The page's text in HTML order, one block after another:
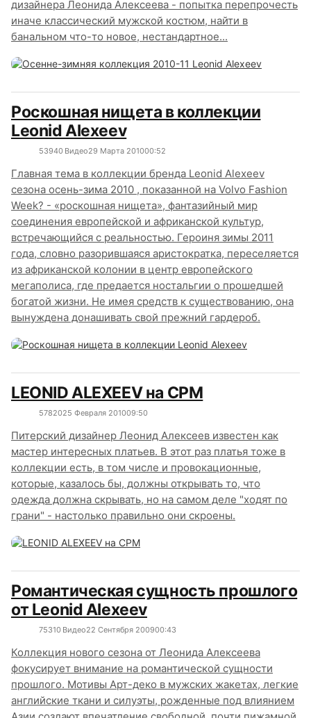
дизайнера Леонида Алексеева - попытка перепрочесть
иначе классический мужской костюм, найти в
банальном что-то новое, нестандартное...
Роскошная нищета в коллекции
Leonid Alexeev
53940 Видео29 Марта 201000:52
Главная тема в коллекции бренда Leonid Alexeev
сезона осень-зима 2010 , показанной на Volvo Fashion
Week? - «роскошная нищета», фантазийный мир
соединения европейской и африканской культур,
встречающийся с реальностью. Героиня зимы 2011
года, словно разорившаяся аристократка, переселяется
из африканской колонии в центр европейского
мегаполиса, где предается ностальгии о прошедшей
богатой жизни. Не имея средств к существованию, она
вынуждена донашивать свой прежний гардероб.
LEONID ALEXEEV на CPM
5782025 Февраля 201009:50
Питерский дизайнер Леонид Алексеев известен как
мастер интересных платьев. В этот раз платья тоже в
коллекции есть, в том числе и провокационные,
которые, казалось бы, должны открывать то, что
одежда должна скрывать, но на самом деле "ходят по
грани" - настолько правильно они скроены.
Романтическая сущность прошлого
от Leonid Alexeev
75310 Видео22 Сентября 200900:43
Коллекция нового сезона от Леонида Алексеева
фокусирует внимание на романтической сущности
прошлого. Мотивы Арт-деко в мужских жакетах, легкие
английские ткани и силуэты, рожденные под влиянием